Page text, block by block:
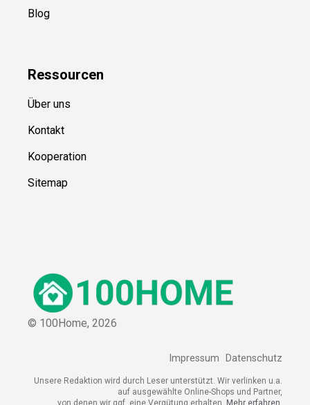
Blog
Ressourcen
Über uns
Kontakt
Kooperation
Sitemap
© 100Home, 2026
Impressum Datenschutz
Unsere Redaktion wird durch Leser unterstützt. Wir verlinken u.a.
auf ausgewählte Online-Shops und Partner,
von denen wir ggf. eine Vergütung erhalten. Mehr erfahren.